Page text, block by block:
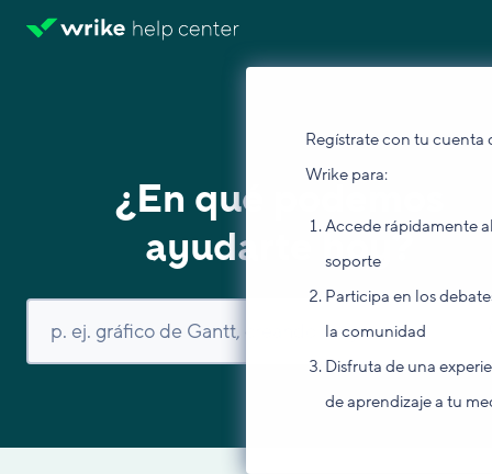
Regístrate con tu cuenta
Wrike para:
Accede rápidamente
soporte
Participa en los
la comunidad
Disfruta de una
de aprendizaje a tu
¿En qué podemos
ayudarte hoy?